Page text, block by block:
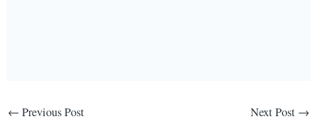
← Previous Post Next Post →